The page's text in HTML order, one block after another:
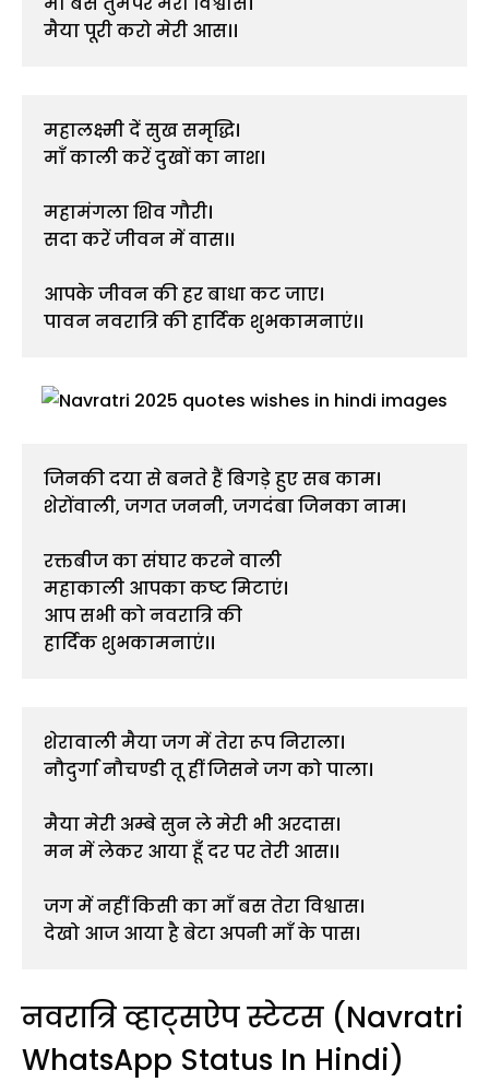
मैया पूरी करो मेरी आस।।
महालक्ष्मी दें सुख समृद्धि।
माँ काली करें दुखों का नाश।
महामंगला शिव गौरी।
सदा करें जीवन में वास।।
आपके जीवन की हर बाधा कट जाए।
पावन नवरात्रि की हार्दिक शुभकामनाएं।।
जिनकी दया से बनते हैं बिगड़े हुए सब काम।
शेरोंवाली, जगत जननी, जगदंबा जिनका नाम।
रक्तबीज का संघार करने वाली
महाकाली आपका कष्ट मिटाएं।
आप सभी को नवरात्रि की
हार्दिक शुभकामनाएं।।
शेरावाली मैया जग में तेरा रूप निराला।
नौदुर्गा नौचण्डी तू हीं जिसने जग को पाला।
मैया मेरी अम्बे सुन ले मेरी भी अरदास।
मन में लेकर आया हूँ दर पर तेरी आस।।
जग में नहीं किसी का माँ बस तेरा विश्वास।
देखो आज आया है बेटा अपनी माँ के पास।
नवरात्रि व्हाट्सऐप स्टेटस (Navratri
WhatsApp Status In Hindi)